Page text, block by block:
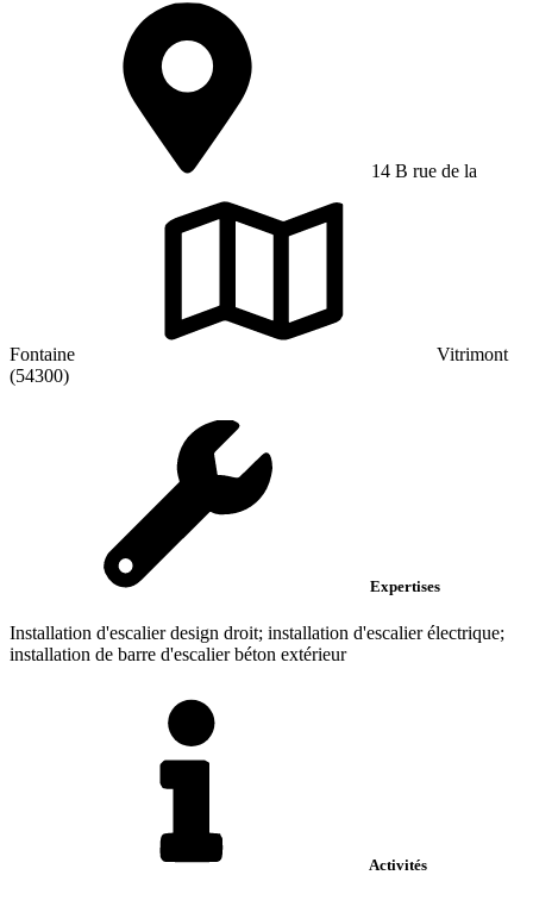
14 B rue de la
Fontaine
Vitrimont
(54300)
Expertises
Installation d'escalier design droit; installation d'escalier électrique;
installation de barre d'escalier béton extérieur
Activités